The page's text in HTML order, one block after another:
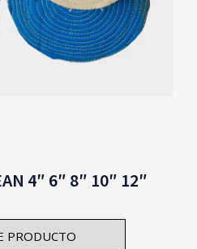
4″ 6″ 8″ 10″ 12″
PRODUCTO